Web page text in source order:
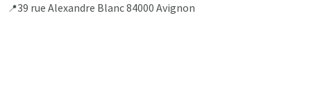
📍39 rue Alexandre Blanc 84000 Avignon